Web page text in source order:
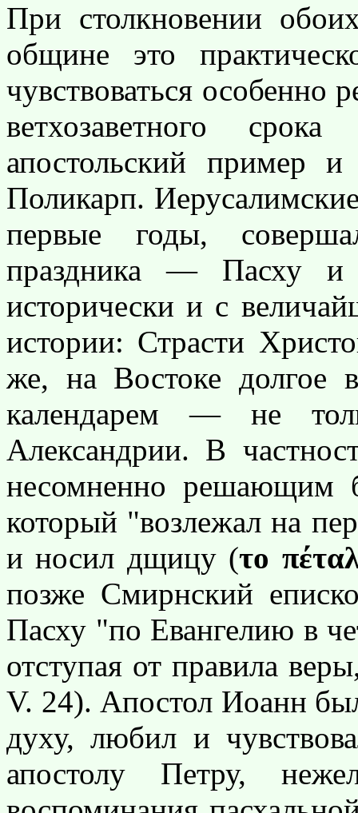
При столкновении
общине это
чувствоваться особенно
ветхозаветного
апостольский пример
Поликарп.
первые годы,
праздника — Пасху и
исторически и с
истории: Страсти
же, на Востоке долгое
календарем — не
Александрии. В
несомненно решающим
который "возлежал на
и носил дщицу (το
позже Смирнский
Пасху "по Евангелию в
отступая от правила
V. 24). Апостол Иоанн
духу, любил и
апостолу Петру,